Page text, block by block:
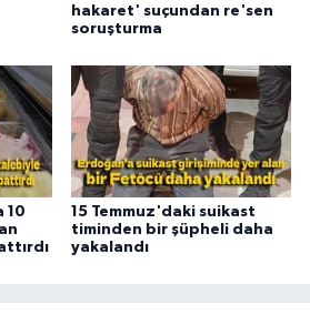
hakaret' suçundan re'sen
soruşturma
10
15 Temmuz'daki suikast
timinden bir şüpheli daha
yakalandı